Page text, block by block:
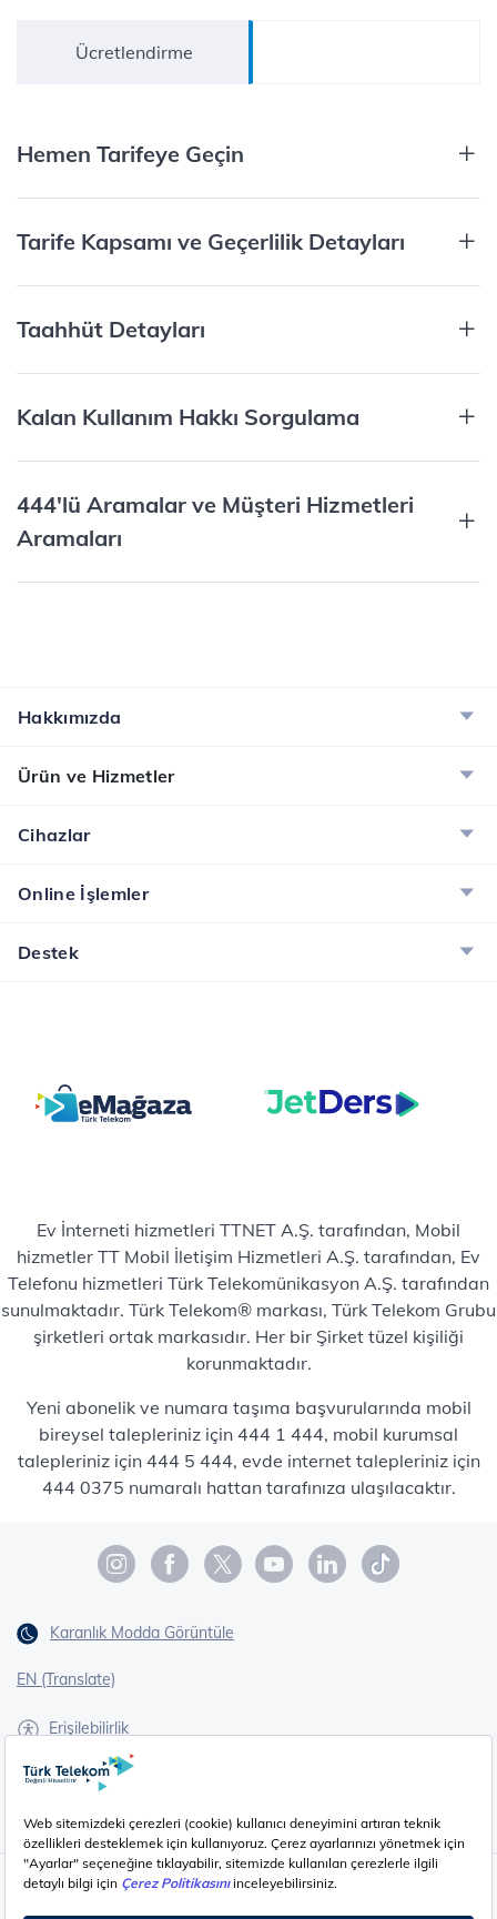
Ücretlendirme
Hemen Tarifeye Geçin
Tarife Kapsamı ve Geçerlilik Detayları
Taahhüt Detayları
Kalan Kullanım Hakkı Sorgulama
444'lü Aramalar ve Müşteri Hizmetleri
Aramaları
Hakkımızda
Ürün ve Hizmetler
Cihazlar
Online İşlemler
Destek
Ev İnterneti hizmetleri TTNET A.Ş. tarafından, Mobil
hizmetler TT Mobil İletişim Hizmetleri A.Ş. tarafından, Ev
Telefonu hizmetleri Türk Telekomünikasyon A.Ş. tarafından
sunulmaktadır. Türk Telekom® markası, Türk Telekom Grubu
şirketleri ortak markasıdır. Her bir Şirket tüzel kişiliği
korunmaktadır.
Yeni abonelik ve numara taşıma başvurularında mobil
bireysel talepleriniz için 444 1 444, mobil kurumsal
talepleriniz için 444 5 444, evde internet talepleriniz için
444 0375 numaralı hattan tarafınıza ulaşılacaktır.
Karanlık Modda Görüntüle
EN (Translate)
Erişilebilirlik
İşaret Dili Çevirisi